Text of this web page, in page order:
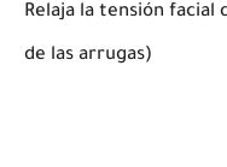
Relaja la tensión facial
de las arrugas)